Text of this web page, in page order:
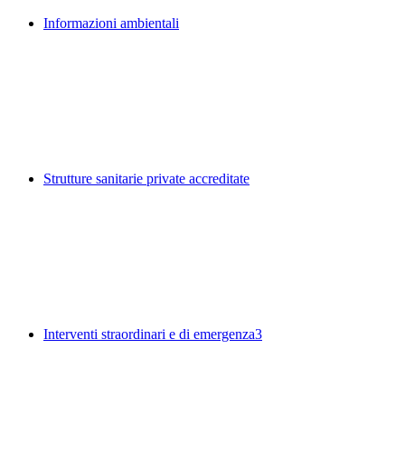
Informazioni ambientali
Strutture sanitarie private accreditate
Interventi straordinari e di emergenza3